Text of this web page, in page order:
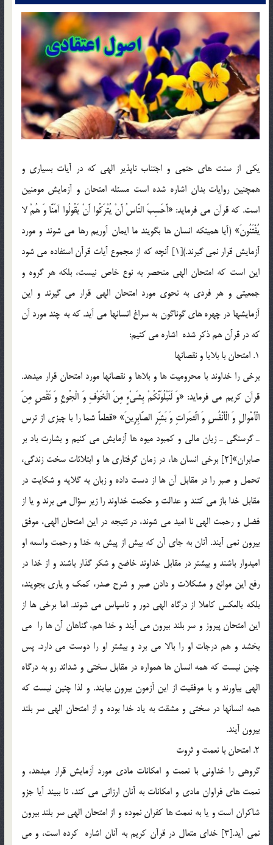
يكي از سنت هاي حتمي و اجتناب ناپذير الهي كه در آيات بسياري و
همچنين روايات بدان اشاره شده است مسئله امتحان و آزمايش مومنين
است. كه قرآن مي فرمايد: «أَحَسِبَ النَّاسُ أَنْ يُتْرَكُوا أَنْ يَقُولُوا آمَنَّا وَ هُمْ لا
يُفْتَنُونَ» (آيا همينكه انسان ها بگويند ما ايمان آوريم رها مي شوند و مورد
آزمايش قرار نمي گيرند.)[1] آنچه كه از مجموع آيات قرآن استفاده مي شود
اين است كه امتحان الهي منحصر به نوع خاص نيست، بلكه هر گروه و
جمعيتي و هر فردي به نحوي مورد امتحان الهي قرار مي گيرند و اين
آزمايشها در چهره هاي گوناگون به سراغ انسانها مي آيد. كه به چند مورد آن
كه در قرآن هم ذكر شده اشاره مي كنيم:
1. امتحان با بلايا و نقصانها
برخي را خداوند با محروميت ها و بلاها و نقصانها مورد امتحان قرار ميدهد.
قرآن كريم مي فرمايد: «وَ لَنَبْلُوَنَّكُمْ بِشَيْ‏ءٍ مِنَ الْخَوْفِ وَ الْجُوعِ وَ نَقْصٍ مِنَ
الْأَمْوالِ وَ الْأَنْفُسِ وَ الَّثمَراتِ وَ بَشِّرِ الصَّابِرِينَ» «قطعاً شما را با چيزي از ترس
ـ گرسنگي ـ زيان مالي و كمبود ميوه ها آزمايش مي كنيم و بشارت باد بر
صابران»[2] برخي انسان ها، در زمان گرفتاري ها و ابتلائات سخت زندگي،
تحمل و صبر را در مقابل آن ها از دست داده و زبان به گلايه و شکايت در
مقابل خدا باز مي كنند و عدالت و حکمت خداوند را زير سؤال مي برند و يا از
فضل و رحمت الهي نا اميد مي شوند، در نتيجه در اين امتحان الهي، موفق
بيرون نمي آيند. آنان به جاي آن که بيش از پيش به خدا و رحمت واسعه او
اميدوار باشند و بيشتر در مقابل خداوند خاضع و شکر گذار باشند و از خدا در
رفع اين موانع و مشکلات و دادن صبر و شرح صدر، کمک و ياري بجويند،
بلکه بالعکس کاملا از درگاه الهي دور و ناسپاس مي شوند. اما برخي ها از
اين امتحان پيروز و سر بلند بيرون مي آيند و خدا هم، گناهان آن ها را مي
بخشد و هم درجات او را بالا مي برد و بيشتر او را دوست مي دارد. پس
چنين نيست که همه انسان ها همواره در مقابل سختي و شدائد رو به درگاه
الهي بياورند و با موفقيت از اين آزمون بيرون بيايند. و لذا چنین نیست که
همه انسانها در سختی و مشقت به یاد خدا بوده و از امتحان الهی سر بلند
بیرون آیند.
2. امتحان با نعمت و ثروت
گروهي را خداونى با نعمت و امكانات مادي مورد آزمايش قرار ميدهد، و
نعمت هاي فراوان مادي و امكانات به آنان ارزاني مي كند، تا ببيند آيا جزو
شاکران است و یا به نعمت ها کفران نموده و از امتحان الهی سر بلند بیرون
نمی آید.[3] خداي متعال در قرآن کریم به آنان اشاره کرده است، و می